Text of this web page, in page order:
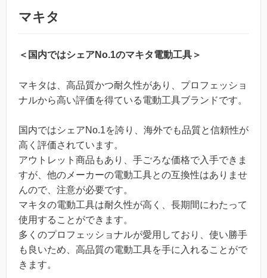
マキタ
＜国内ではシェアNo.1のマキタ電動工具＞
マキタは、高品質かつ耐久性があり、プロフェッショ
ナルから高い評価を得ている電動工具ブランドです。
国内ではシェアNo.1を誇り、海外でも品質と信頼性が
高く評価されています。
アウトレット商品もあり、手ごろな価格で入手できま
すが、他のメーカーの電動工具との互換性はありませ
んので、注意が必要です。
マキタの電動工具は耐久性が高く、長期間にわたって
使用することができます。
多くのプロフェッショナルが愛用しており、使い勝手
も良いため、高品質の電動工具を手に入れることがで
きます。